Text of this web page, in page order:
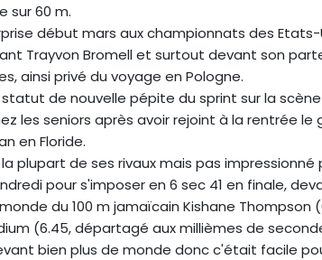
sur 60 m.
début mars aux championnats des
Trayvon Bromell et surtout devant son
ainsi privé du voyage en Pologne.
de nouvelle pépite du sprint sur la
les seniors après avoir rejoint à la rentrée le
en Floride.
plupart de ses rivaux mais pas impressionné
pour s'imposer en 6 sec 41 en finale,
du 100 m jamaïcain Kishane Thompson
(6.45, départagé aux millièmes de
bien plus de monde donc c'était facile